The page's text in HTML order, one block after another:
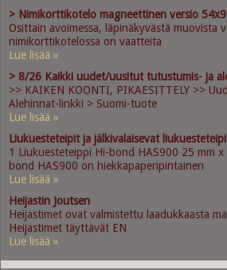
> Nimikorttikotelo magneettinen versio
Osittain avoimessa, läpinäkyvästä muovista
nimikorttikotelossa on vaatteita
Lue lisää »
> 8/26 Kaikki uudet/uusitut tutustumis- ja
>> KAIKEN KOONTI, PIKAESITTELY >>
Alehinnat-linkki > Suomi-tuote
Lue lisää »
Liukuesteteipit ja jälkivalaisevat
1 Liukuesteteippi Hi-bond HAS900 25 mm
bond HAS900 on hiekkapaperipintainen
Lue lisää »
Heijastin Joutsen
Heijastimet ovat valmistettu laadukkaasta
Heijastimet täyttävät EN
Lue lisää »